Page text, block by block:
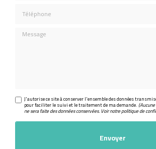
Message
J'autorise ce site à conserver l'ensemble des données
pour faciliter le suivi et le traitement de ma demande.
ne sera faite des données conservées. Voir notrepolitique de